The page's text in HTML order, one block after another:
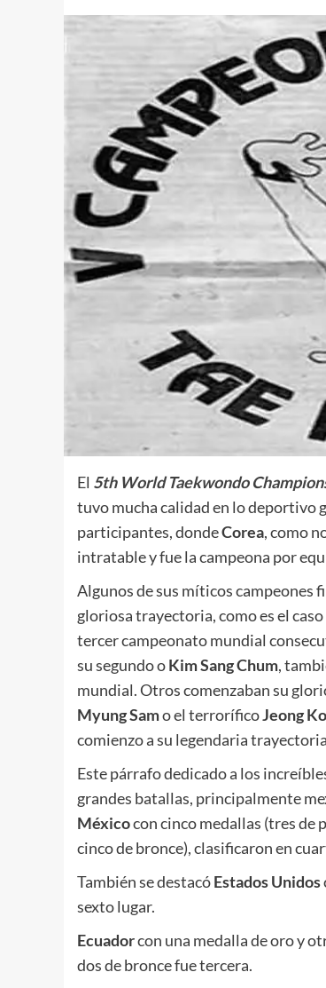
El 5th World Taekwondo
tuvo mucha calidad en lo deportivo
participantes, dondeCorea, como
intratable y fue la campeona por
Algunos de sus míticos campeones
gloriosa trayectoria, como es el caso
tercer campeonato mundial
su segundo oKim Sang Chum,
mundial. Otros comenzaban su
Myung Samo el terroríficoJeong
comienzo a su legendaria
Este párrafo dedicado a los
grandes batallas, principalmente
Méxicocon cinco medallas (tres de
cinco de bronce), clasificaron en
También se destacóEstados Unidos
sexto lugar.
Ecuadorcon una medalla de oro y
dos de bronce fue tercera.